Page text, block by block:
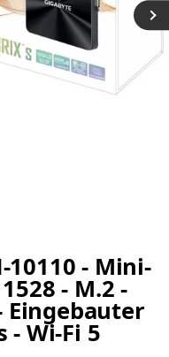
10110 - Mini-
- M.2 -
Eingebauter
- Wi-Fi 5